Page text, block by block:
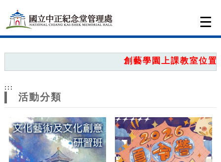
網
站
主
題
創藝學園上課教室位置圖
:::
活動分類